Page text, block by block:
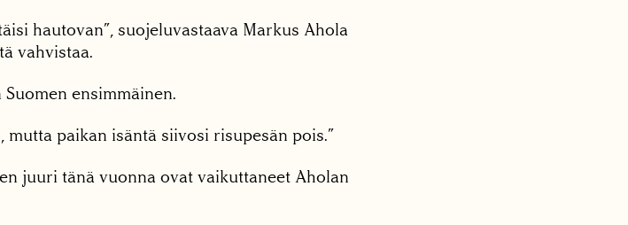
hautovan”, suojeluvastaava Markus Ahola
vahvistaa.
ensimmäinen.
paikan isäntä siivosi risupesän pois.”
juuri tänä vuonna ovat vaikuttaneet Aholan